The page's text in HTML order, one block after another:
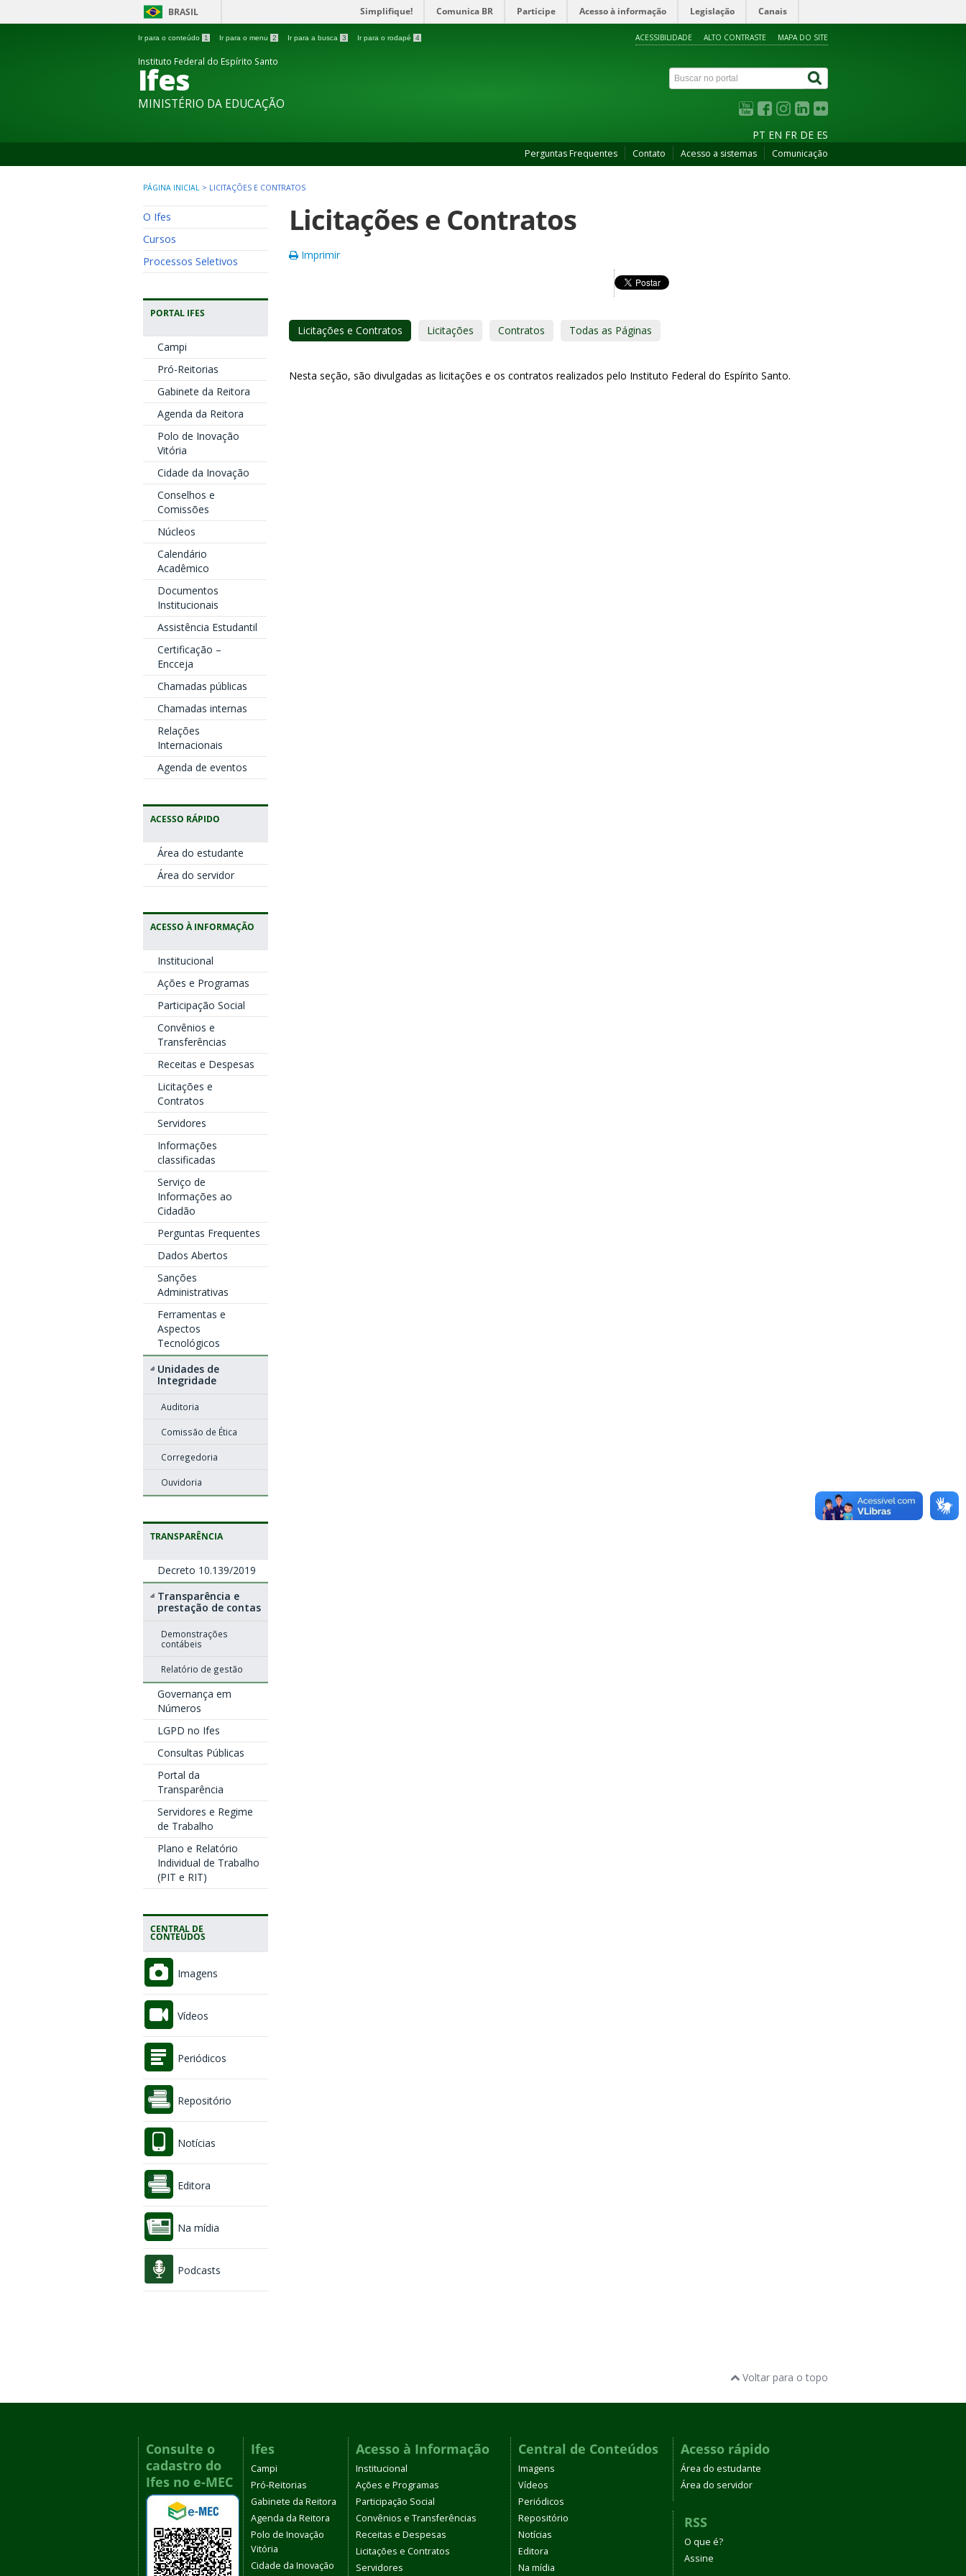
BRASIL Simplifique! Comunica BR Participe Acesso à informação Legislação Canais
Ir para o conteúdo 1 Ir para o menu 2 Ir para a busca 3 Ir para o rodapé 4 ACESSIBILIDADE ALTO CONTRASTE MAPA DO SITE
Instituto Federal do Espírito Santo
Ifes
MINISTÉRIO DA EDUCAÇÃO
PT EN FR DE ES
Perguntas Frequentes Contato Acesso a sistemas Comunicação
PÁGINA INICIAL > LICITAÇÕES E CONTRATOS
O Ifes
Cursos
Processos Seletivos
PORTAL IFES
Campi
Pró-Reitorias
Gabinete da Reitora
Agenda da Reitora
Polo de Inovação
Vitória
Cidade da Inovação
Conselhos e
Comissões
Núcleos
Calendário
Acadêmico
Documentos
Institucionais
Assistência Estudantil
Certificação –
Encceja
Chamadas públicas
Chamadas internas
Relações
Internacionais
Agenda de eventos
ACESSO RÁPIDO
Área do estudante
Área do servidor
ACESSO À INFORMAÇÃO
Institucional
Ações e Programas
Participação Social
Convênios e
Transferências
Receitas e Despesas
Licitações e
Contratos
Servidores
Informações
classificadas
Serviço de
Informações ao
Cidadão
Perguntas Frequentes
Dados Abertos
Sanções
Administrativas
Ferramentas e
Aspectos
Tecnológicos
Unidades de
Integridade
Auditoria
Comissão de Ética
Corregedoria
Ouvidoria
TRANSPARÊNCIA
Decreto 10.139/2019
Transparência e
prestação de contas
Demonstrações
contábeis
Relatório de gestão
Governança em
Números
LGPD no Ifes
Consultas Públicas
Portal da
Transparência
Servidores e Regime
de Trabalho
Plano e Relatório
Individual de Trabalho
(PIT e RIT)
CENTRAL DE
CONTEÚDOS
Imagens
Vídeos
Periódicos
Repositório
Notícias
Editora
Na mídia
Podcasts
Licitações e Contratos
Imprimir
Licitações e Contratos Licitações Contratos Todas as Páginas
Nesta seção, são divulgadas as licitações e os contratos realizados pelo Instituto Federal do Espírito Santo.
Voltar para o topo
Consulte o
cadastro do
Ifes no e-MEC
Ifes
Campi
Pró-Reitorias
Gabinete da Reitora
Agenda da Reitora
Polo de Inovação
Vitória
Cidade da Inovação
Acesso à Informação
Institucional
Ações e Programas
Participação Social
Convênios e Transferências
Receitas e Despesas
Licitações e Contratos
Servidores
Central de Conteúdos
Imagens
Vídeos
Periódicos
Repositório
Notícias
Editora
Na mídia
Acesso rápido
Área do estudante
Área do servidor
RSS
O que é?
Assine